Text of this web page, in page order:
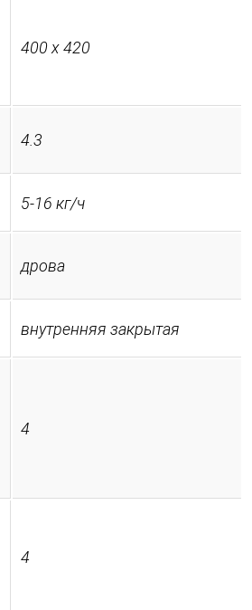
400 х 420
4.3
5-16 кг/ч
дрова
внутренняя закрытая
4
4